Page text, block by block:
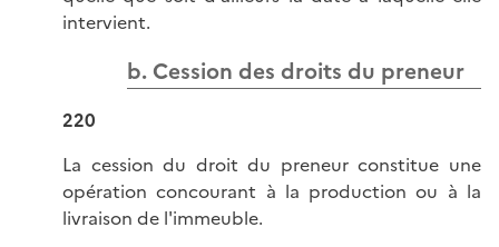
intervient.
b. Cession des droits du preneur
220
La cession du droit du preneur constitue une
opération concourant à la production ou à la
livraison de l'immeuble.